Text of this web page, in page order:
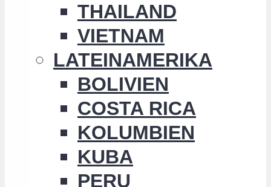
THAILAND
VIETNAM
LATEINAMERIKA
BOLIVIEN
COSTA RICA
KOLUMBIEN
KUBA
PERU